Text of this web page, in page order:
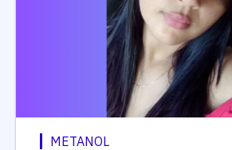
METANOL